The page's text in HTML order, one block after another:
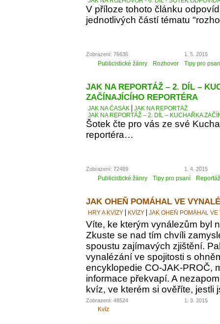
V příloze tohoto článku
jednotlivých částí tématu
Zobrazení: 76636 1. 5. 2015
Publicistické žánry Rozhovor Tipy pro
JAK NA REPORTÁŽ – 2. DÍL –
ZAČÍNAJÍCÍHO REPORTÉRA
JAK NA ČASÁK
JAK NA REPORTÁŽ
JAK NA REPORTÁŽ – 2. DÍL – KUCHAŘKA
Šotek čte pro vás ze své
reportéra…
Zobrazení: 72469 1. 4. 2015
Publicistické žánry Tipy pro psaní Reportáž
JAK OHEŇ POMÁHAL VE
HRY A KVÍZY KVÍZY JAK OHEŇ POMÁHAL VE
Víte, ke kterým vynálezům byl
Zkuste se nad tím chvíli
spoustu zajímavých zjištění.
vynalézání ve spojitosti s
encyklopedie CO-JAK-PROČ,
informace překvapí. A
kvíz, ve kterém si ověříte, jestli
Zobrazení: 48524 1. 3. 2015
Kvíz